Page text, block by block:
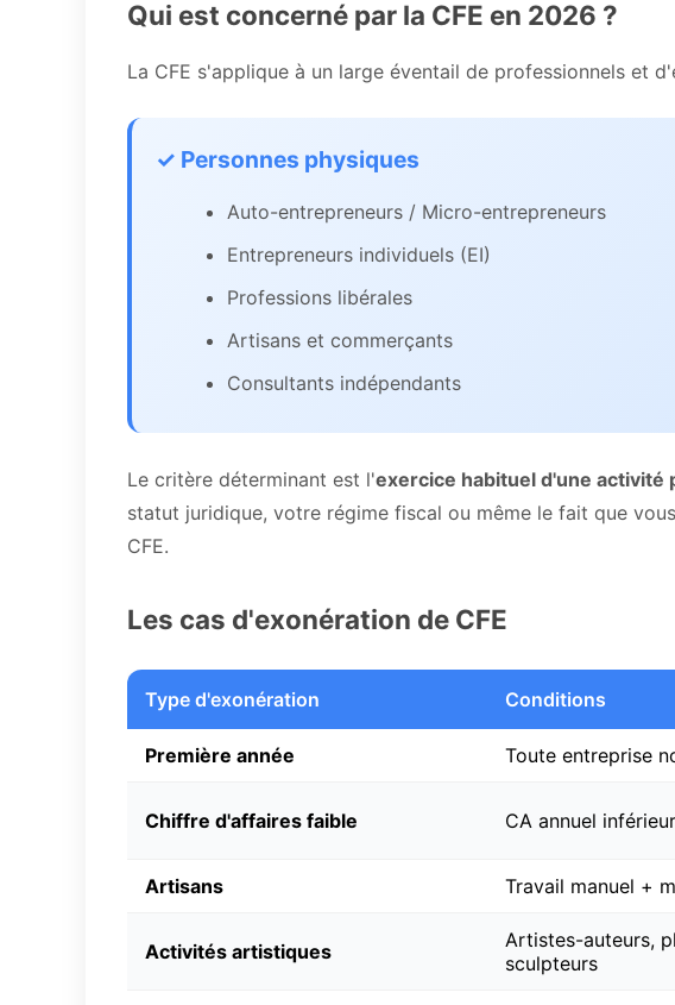
Qui est concerné par la CFE en 2026 ?
La CFE s'applique à un large éventail de professionnels et
✓ Personnes physiques
Auto-entrepreneurs / Micro-entrepreneurs
Entrepreneurs individuels (EI)
Professions libérales
Artisans et commerçants
Consultants indépendants
Le critère déterminant est l'exercice habituel d'une activité
statut juridique, votre régime fiscal ou même le fait que
CFE.
Les cas d'exonération de CFE
Type d'exonération Conditions
Première année Toute entreprise
Chiffre d'affaires faible CA annuel
Artisans Travail manuel +
Activités artistiques
Artistes-auteurs,
sculpteurs